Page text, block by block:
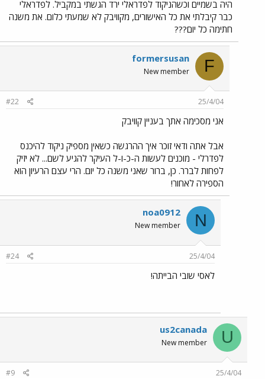
היה בשמיים וכשהניקוד לפדראלי ירד הגשתי במקביל. לפדראלי
כבר קיבלתי את כל האישורים, מקוויבק לא שמעתי כלום. את משנה
חתימה כל יום???
F
formersusan
New member
25/4/04
#22
אני מסכימה אתך בעניין קוויבק
אבל אתה ודאי זוכר איך ההרגשה כשאין מספיק ניקוד להיכנס
לפדרלי - מוכנים לעשות ה-כ-ו-ל העיקר להגיע לשם... לא יזיק
לפחות לברר. כן, ברור שאני משנה כל יום. הרי עצם הרעיון הוא
הספירה לאחור!
N
noa0912
New member
25/4/04
#24
לאסי שובי הבייתה!
U
us2canada
New member
25/4/04
#9